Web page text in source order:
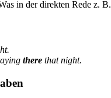
in der direkten Rede z. B.
there that night.